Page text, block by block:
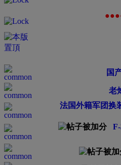
国
老
法国外籍军团换